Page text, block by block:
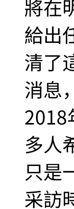
將在
給出
清了
消息
2018
多人
只是
采訪